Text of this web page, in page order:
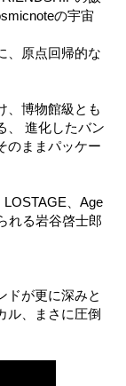
の宇宙
、原点回帰的な
、博物館級とも
、 進化したバン
のままパッケー
、Age
れる岩谷啓士郎
ドが更に深みと
ル、まさに圧倒